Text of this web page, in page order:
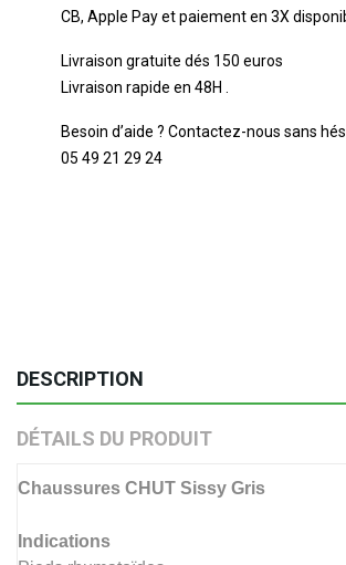
CB, Apple Pay et paiement en 3X
Livraison gratuite dés 150 euros
Livraison rapide en 48H .
Besoin d’aide ? Contactez-nous sans
05 49 21 29 24
DESCRIPTION
DÉTAILS DU PRODUIT
Chaussures CHUT Sissy Gris
Indications